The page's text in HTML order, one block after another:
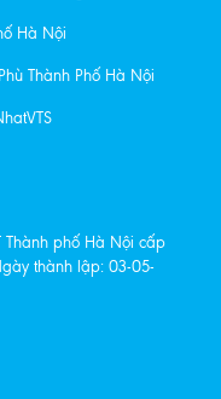
Hà Nội
Thành Phố Hà Nội
Thành phố Hà Nội cấp
thành lập: 03-05-